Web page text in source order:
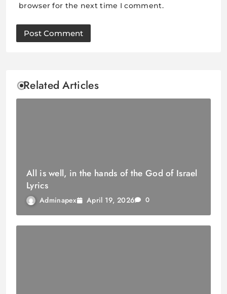
browser for the next time I comment.
Related Articles
All is well, in the hands of the God of Israel
Lyrics
Adminapex April 19, 2026 0